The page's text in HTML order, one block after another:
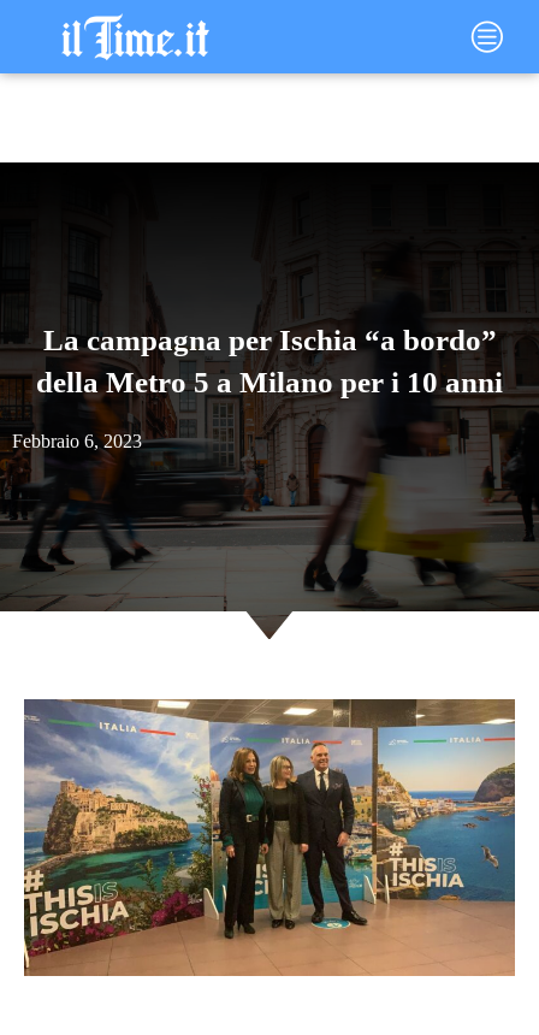
contenuto
Main
Menu
La campagna per Ischia “a bordo”
della Metro 5 a Milano per i 10 anni
Febbraio 6, 2023